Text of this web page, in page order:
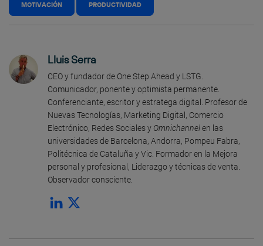
MOTIVACIÓN PRODUCTIVIDAD
Lluis Serra
CEO y fundador de One Step Ahead y LSTG.
Comunicador, ponente y optimista permanente.
Conferenciante, escritor y estratega digital. Profesor de
Nuevas Tecnologías, Marketing Digital, Comercio
Electrónico, Redes Sociales y Omnichannelen las
universidades de Barcelona, Andorra, Pompeu Fabra,
Politécnica de Cataluña y Vic. Formador en la Mejora
personal y profesional, Liderazgo y técnicas de venta.
Observador consciente.